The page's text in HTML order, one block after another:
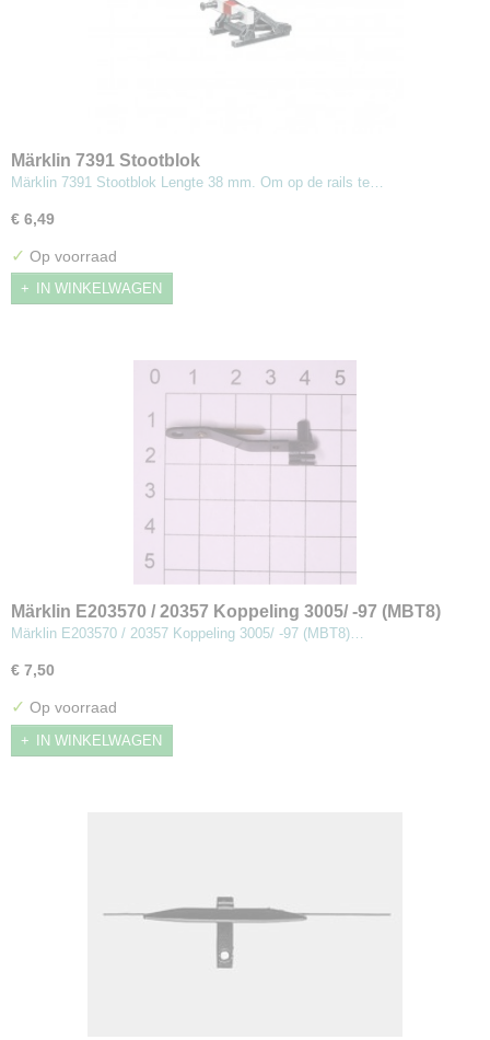
Märklin 7391 Stootblok
Märklin 7391 Stootblok Lengte 38 mm. Om op de rails te…
€ 6,49
✓ Op voorraad
IN WINKELWAGEN
Märklin E203570 / 20357 Koppeling 3005/ -97 (MBT8)
Märklin E203570 / 20357 Koppeling 3005/ -97 (MBT8)…
€ 7,50
✓ Op voorraad
IN WINKELWAGEN